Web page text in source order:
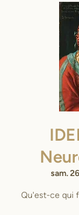
sam.
Qu'est-ce qui